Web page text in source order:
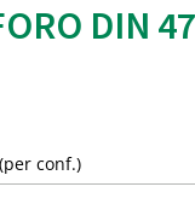
DIN
(per conf.)